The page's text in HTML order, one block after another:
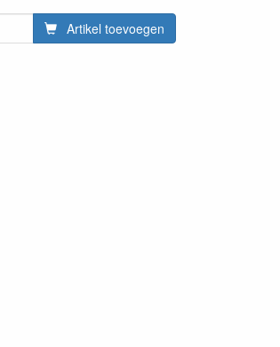
Artikel toevoegen